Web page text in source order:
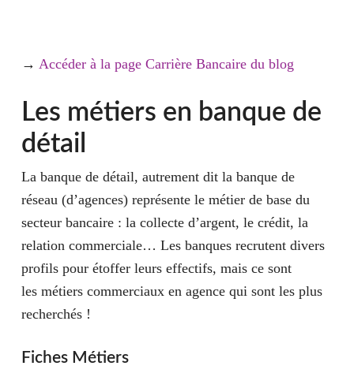
→ Accéder à la page Carrière Bancaire du blog
Les métiers en banque de
détail
La banque de détail, autrement dit la banque de
réseau (d’agences) représente le métier de base du
secteur bancaire : la collecte d’argent, le crédit, la
relation commerciale… Les banques recrutent divers
profils pour étoffer leurs effectifs, mais ce sont
les métiers commerciaux en agence qui sont les plus
recherchés !
Fiches Métiers